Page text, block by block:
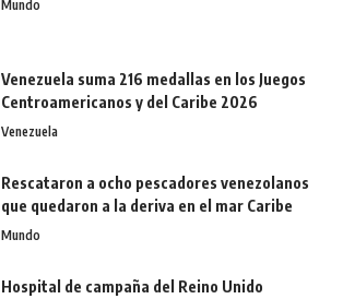
Mundo
Venezuela suma 216 medallas en los Juegos
Centroamericanos y del Caribe 2026
Venezuela
Rescataron a ocho pescadores venezolanos
que quedaron a la deriva en el mar Caribe
Mundo
Hospital de campaña del Reino Unido